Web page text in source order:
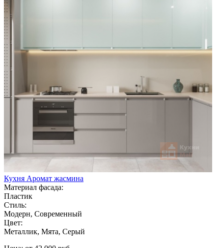
Кухня Аромат жасмина
Материал фасада:
Пластик
Стиль:
Модерн, Современный
Цвет:
Металлик, Мята, Серый